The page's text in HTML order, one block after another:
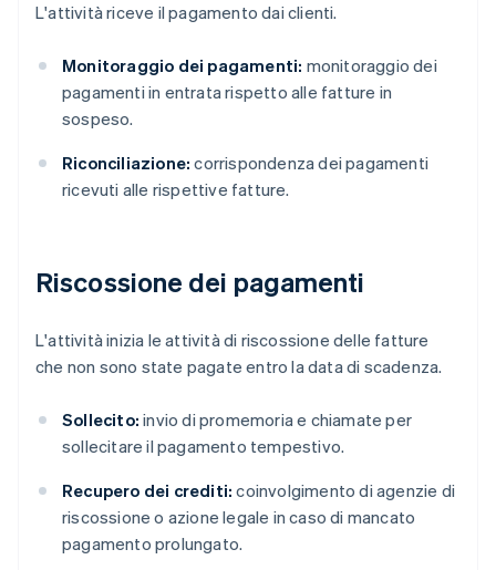
L'attività riceve il pagamento dai clienti.
Monitoraggio dei pagamenti: monitoraggio dei
pagamenti in entrata rispetto alle fatture in
sospeso.
Riconciliazione: corrispondenza dei pagamenti
ricevuti alle rispettive fatture.
Riscossione dei pagamenti
L'attività inizia le attività di riscossione delle fatture
che non sono state pagate entro la data di scadenza.
Sollecito: invio di promemoria e chiamate per
sollecitare il pagamento tempestivo.
Recupero dei crediti: coinvolgimento di agenzie di
riscossione o azione legale in caso di mancato
pagamento prolungato.